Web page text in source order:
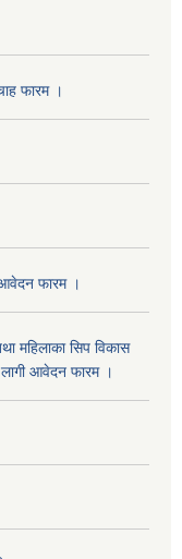
फारम ।
आवेदन फारम ।
महिलाका सिप विकास
लागी आवेदन फारम ।